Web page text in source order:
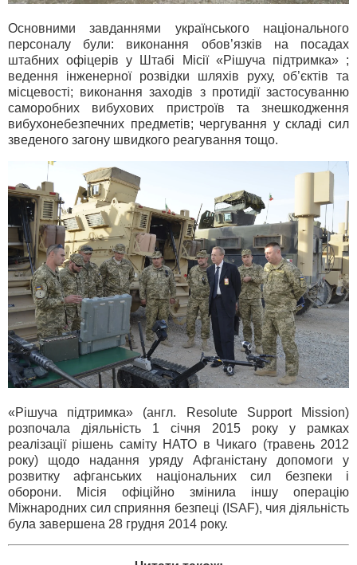
Основними завданнями українського національного
персоналу були: виконання обов’язків на посадах
штабних офіцерів у Штабі Місії «Рішуча підтримка» ;
ведення інженерної розвідки шляхів руху, об’єктів та
місцевості; виконання заходів з протидії застосуванню
саморобних вибухових пристроїв та знешкодження
вибухонебезпечних предметів; чергування у складі сил
зведеного загону швидкого реагування тощо.
«Рішуча підтримка» (англ. Resolute Support Mission)
розпочала діяльність 1 січня 2015 року у рамках
реалізації рішень саміту НАТО в Чикаго (травень 2012
року) щодо надання уряду Афганістану допомоги у
розвитку афганських національних сил безпеки і
оборони. Місія офіційно змінила іншу операцію
Міжнародних сил сприяння безпеці (ISAF), чия діяльність
була завершена 28 грудня 2014 року.